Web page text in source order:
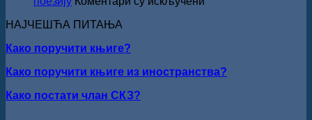
Кирилов
НАЈЧЕШЋА ПИТАЊА
Како поручити књиге?
Како поручити књиге из иностранства?
Како постати члан СКЗ?